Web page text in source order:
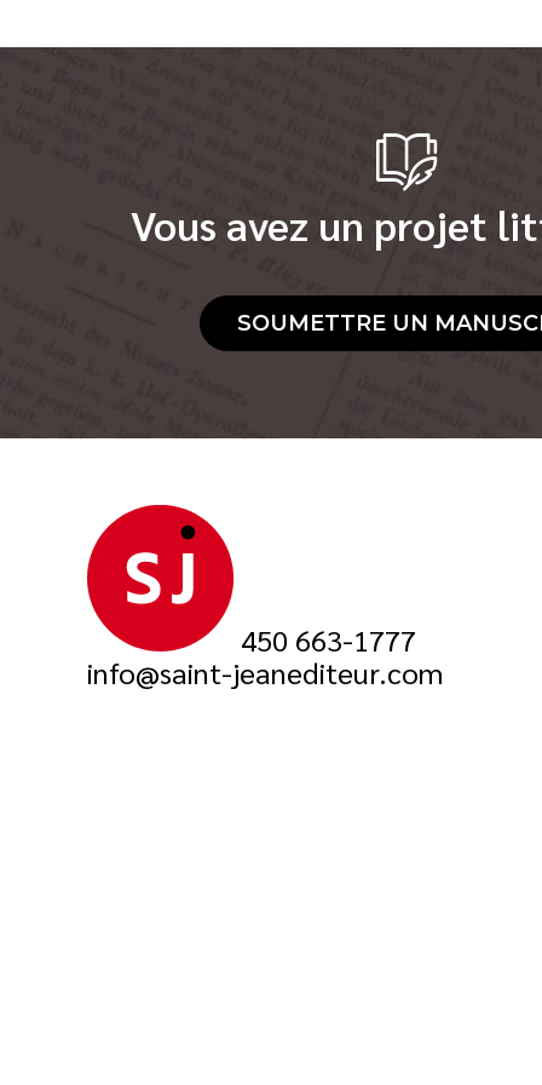
Vous avez un projet
SOUMETTRE UN
450 663-1777
info@saint-jeanediteur.com